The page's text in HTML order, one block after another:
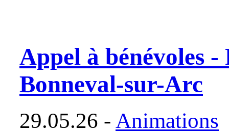
Appel à bénévoles -
Bonneval-sur-Arc
29.05.26 - Animations